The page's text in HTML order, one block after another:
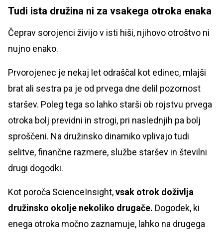
Tudi ista družina ni za vsakega otroka enaka
Čeprav sorojenci živijo v isti hiši, njihovo otroštvo ni
nujno enako.
Prvorojenec je nekaj let odraščal kot edinec, mlajši
brat ali sestra pa je od prvega dne delil pozornost
staršev. Poleg tega so lahko starši ob rojstvu prvega
otroka bolj previdni in strogi, pri naslednjih pa bolj
sproščeni. Na družinsko dinamiko vplivajo tudi
selitve, finančne razmere, službe staršev in številni
drugi dogodki.
Kot poroča ScienceInsight,vsak otrok doživlja
družinsko okolje nekoliko drugače. Dogodek, ki
enega otroka močno zaznamuje, lahko na drugega